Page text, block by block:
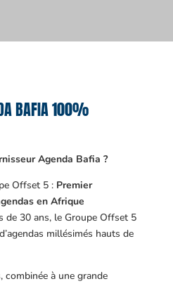
BAFIA 100%
Agenda Bafia ?
Offset 5 : Premier
en Afrique
de 30 ans, le Groupe Offset 5
millésimés hauts de
combinée à une grande